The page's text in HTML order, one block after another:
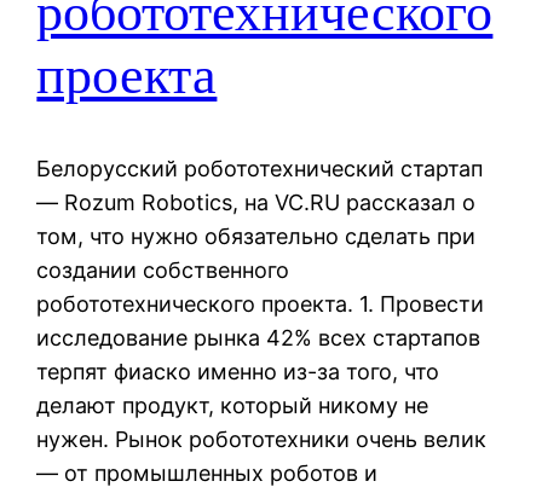
робототехнического
проекта
Белорусский робототехнический стартап
— Rozum Robotics, на VC.RU рассказал о
том, что нужно обязательно сделать при
создании собственного
робототехнического проекта. 1. Провести
исследование рынка 42% всех стартапов
терпят фиаско именно из-за того, что
делают продукт, который никому не
нужен. Рынок робототехники очень велик
— от промышленных роботов и